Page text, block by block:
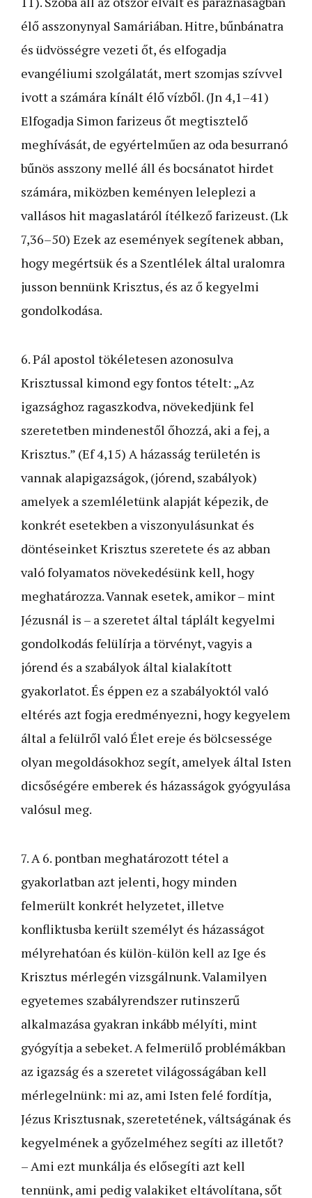
élő asszony­nyal Samáriában. Hitre, bűnbánatra
és üdvösségre vezeti őt, és elfogadja
evangéliumi szolgálatát, mert szomjas szívvel
ivott a számára kínált élő vízből. (Jn 4,1–41)
Elfogadja Simon farizeus őt megtisztelő
meghívását, de egyértelműen az oda besurranó
bűnös asszony mellé áll és bocsánatot hirdet
számára, miközben keményen leleplezi a
vallásos hit magaslatáról ítélkező farizeust. (Lk
7,36–50) Ezek az események segítenek abban,
hogy megértsük és a Szentlélek által uralomra
jusson bennünk Krisztus, és az ő kegyelmi
gondolkodása.
6. Pál apostol tökéletesen azonosulva
Krisztussal kimond egy fontos tételt: „Az
igazsághoz ragaszkodva, növekedjünk fel
szeretetben mindenestől őhozzá, aki a fej, a
Krisztus.” (Ef 4,15) A házasság területén is
vannak alapigazságok, (jórend, szabályok)
amelyek a szemléletünk alapját képezik, de
konkrét esetekben a viszonyulásunkat és
döntéseinket Krisztus szeretete és az abban
való folyamatos növekedésünk kell, hogy
meghatározza. Vannak esetek, amikor – mint
Jézusnál is – a szeretet által táplált kegyelmi
gondolkodás felülírja a törvényt, vagyis a
jórend és a szabályok által kialakított
gyakorlatot. És éppen ez a szabályoktól való
eltérés azt fogja eredményezni, hogy kegyelem
által a felülről való Élet ereje és bölcsessége
olyan megoldásokhoz segít, amelyek által Isten
dicsőségére emberek és házasságok gyógyulása
valósul meg.
7. A 6. pontban meghatározott tétel a
gyakorlatban azt jelenti, hogy minden
felmerült konkrét helyzetet, illetve
konfliktusba került személyt és házasságot
mélyrehatóan és külön-külön kell az Ige és
Krisztus mérlegén vizsgálnunk. Valamilyen
egyetemes szabályrendszer rutinszerű
alkalmazása gyakran inkább mélyíti, mint
gyógyítja a sebeket. A felmerülő problémákban
az igazság és a szeretet világosságában kell
mérlegelnünk: mi az, ami Isten felé fordítja,
Jézus Krisztusnak, szeretetének, váltságának és
kegyelmének a győzelméhez segíti az illetőt?
– Ami ezt munkálja és elősegíti azt kell
tennünk, ami pedig valakiket eltávolítana, sőt